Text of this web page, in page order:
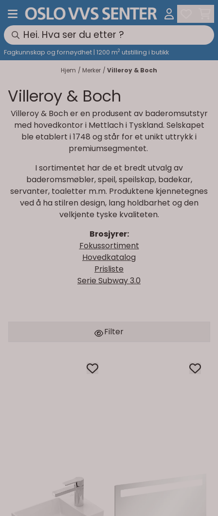
Hopp til innhold
Fagkunnskap og fornøydhet | 1200 m2 utstilling i butikk
Hjem / Merker / Villeroy & Boch
Villeroy & Boch
Villeroy & Boch er en produsent av baderomsutstyr
med hovedkontor i Mettlach i Tyskland. Selskapet
ble etablert i 1748 og står for et unikt uttrykk i
premiumsegmentet.
I sortimentet har de et bredt utvalg av
baderomsmøbler, speil, speilskap, badekar,
servanter, toaletter m.m. Produktene kjennetegnes
ved å ha stilren design, lang holdbarhet og den
velkjente tyske kvaliteten.
Brosjyrer:
Fokussortiment
Hovedkatalog
Prisliste
Serie Subway 3.0
Filter